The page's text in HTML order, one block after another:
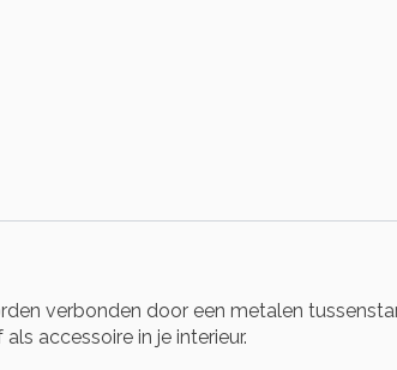
verbonden door een metalen
accessoire in je interieur.